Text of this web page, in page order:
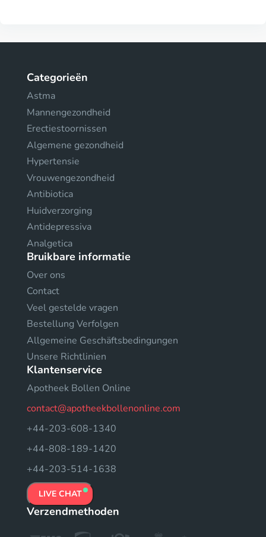
Categorieën
Astma
Mannengezondheid
Erectiestoornissen
Algemene gezondheid
Hypertensie
Vrouwengezondheid
Antibiotica
Huidverzorging
Antidepressiva
Analgetica
Bruikbare informatie
Over ons
Contact
Veel gestelde vragen
Bestellung Verfolgen
Allgemeine Geschäftsbedingungen
Unsere Richtlinien
Klantenservice
Apotheek Bollen Online
contact@apotheekbollenonline.com
+44-203-608-1340
+44-808-189-1420
+44-203-514-1638
LIVE CHAT
Verzendmethoden